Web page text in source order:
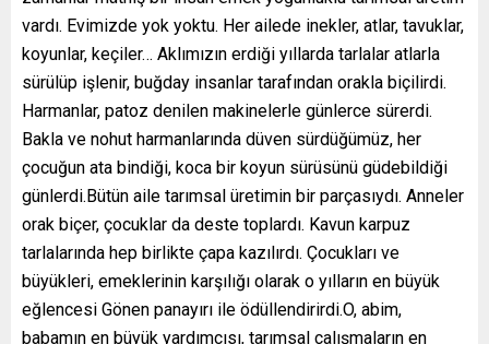
vardı. Evimizde yok yoktu. Her ailede inekler, atlar, tavuklar,
koyunlar, keçiler… Aklımızın erdiği yıllarda tarlalar atlarla
sürülüp işlenir, buğday insanlar tarafından orakla biçilirdi.
Harmanlar, patoz denilen makinelerle günlerce sürerdi.
Bakla ve nohut harmanlarında düven sürdüğümüz, her
çocuğun ata bindiği, koca bir koyun sürüsünü güdebildiği
günlerdi.Bütün aile tarımsal üretimin bir parçasıydı. Anneler
orak biçer, çocuklar da deste toplardı. Kavun karpuz
tarlalarında hep birlikte çapa kazılırdı. Çocukları ve
büyükleri, emeklerinin karşılığı olarak o yılların en büyük
eğlencesi Gönen panayırı ile ödüllendirirdi.O, abim,
babamın en büyük yardımcısı, tarımsal çalışmaların en